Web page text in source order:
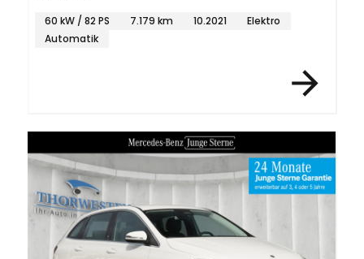
60 kW / 82 PS 7.179 km 10.2021
Elektro
Automatik